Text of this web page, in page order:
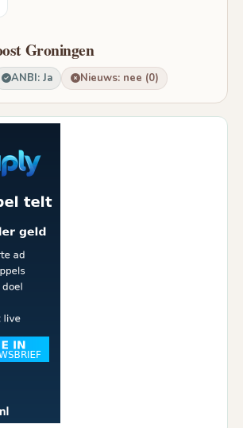
Groningen
ANBI: Ja Nieuws: nee (0)